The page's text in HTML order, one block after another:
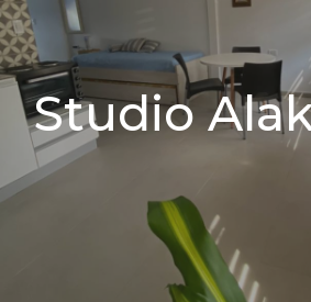
Studio